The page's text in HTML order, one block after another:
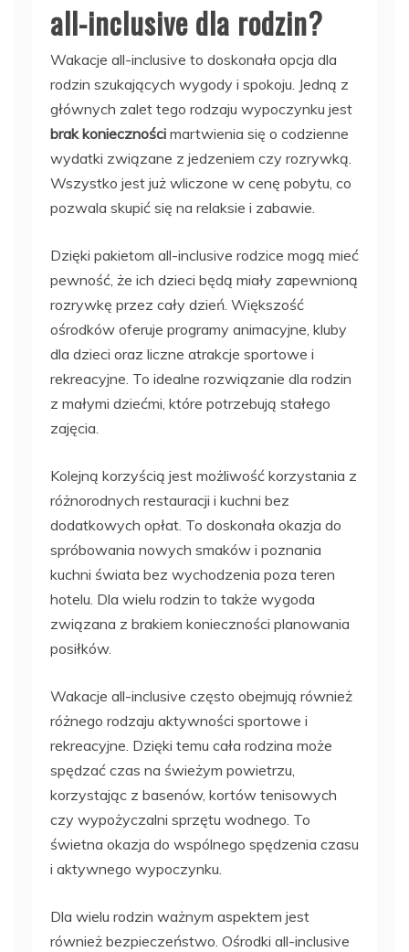
all-inclusive dla rodzin?
Wakacje all-inclusive to doskonała opcja dla
rodzin szukających wygody i spokoju. Jedną z
głównych zalet tego rodzaju wypoczynku jest
brak konieczności martwienia się o codzienne
wydatki związane z jedzeniem czy rozrywką.
Wszystko jest już wliczone w cenę pobytu, co
pozwala skupić się na relaksie i zabawie.
Dzięki pakietom all-inclusive rodzice mogą mieć
pewność, że ich dzieci będą miały zapewnioną
rozrywkę przez cały dzień. Większość
ośrodków oferuje programy animacyjne, kluby
dla dzieci oraz liczne atrakcje sportowe i
rekreacyjne. To idealne rozwiązanie dla rodzin
z małymi dziećmi, które potrzebują stałego
zajęcia.
Kolejną korzyścią jest możliwość korzystania z
różnorodnych restauracji i kuchni bez
dodatkowych opłat. To doskonała okazja do
spróbowania nowych smaków i poznania
kuchni świata bez wychodzenia poza teren
hotelu. Dla wielu rodzin to także wygoda
związana z brakiem konieczności planowania
posiłków.
Wakacje all-inclusive często obejmują również
różnego rodzaju aktywności sportowe i
rekreacyjne. Dzięki temu cała rodzina może
spędzać czas na świeżym powietrzu,
korzystając z basenów, kortów tenisowych
czy wypożyczalni sprzętu wodnego. To
świetna okazja do wspólnego spędzenia czasu
i aktywnego wypoczynku.
Dla wielu rodzin ważnym aspektem jest
również bezpieczeństwo. Ośrodki all-inclusive